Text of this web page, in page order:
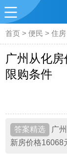
首页 >便民 >住房
广州从化
限购条件
广
新房价格16068